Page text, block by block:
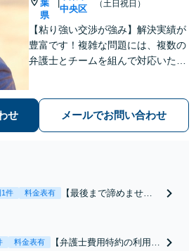
葉
県
中央区
（土日祝日）
【粘り強い交渉が強み】解決実績が
豊富です！複雑な問題には、複数の
弁護士とチームを組んで対応いたし
添い、不安を軽減します。まずはお
気軽にご相談ください。
せ メールでお問い合わせ
1件 料金表有
【最後まで諦めませ
合意してしまう前にご
料金表有
【弁護士費用特約の利用＆